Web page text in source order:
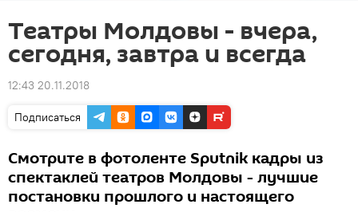
Театры Молдовы - вчера,
сегодня, завтра и всегда
12:43 20.11.2018
Подписаться
Смотрите в фотоленте Sputnik кадры из
спектаклей театров Молдовы - лучшие
постановки прошлого и настоящего